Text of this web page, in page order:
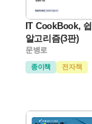
IT CookBook,
알고리즘(3판)
문병로
종이책 전자책